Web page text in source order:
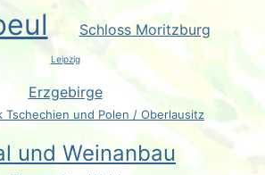
Schloss Moritzburg
Leipzig
Erzgebirge
Tschechien und Polen / Oberlausitz
und Weinanbau